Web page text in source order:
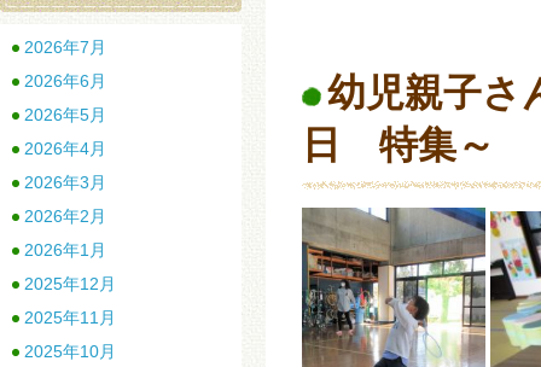
幼児親子
日 特集～
2026年7月
2026年6月
2026年5月
2026年4月
2026年3月
2026年2月
2026年1月
2025年12月
2025年11月
2025年10月